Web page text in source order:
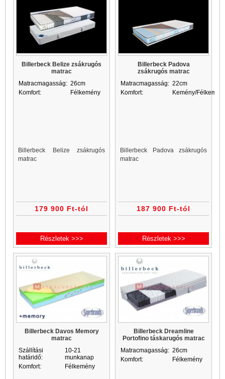
Billerbeck Belize zsákrugós
matrac
Matracmagasság: 26cm
Komfort:
Félkemény
Billerbeck Belize zsákrugós
matrac
179 900 Ft-tól
Részletek >>>
Billerbeck Padova
zsákrugós matrac
Matracmagasság: 22cm
Komfort:
Kemény/
Billerbeck Padova zsákrugós
matrac
187 900 Ft-tól
Részletek >>>
Billerbeck Davos Memory
matrac
Szállítási
határidő:
10-21
munkanap
Komfort:
Félkemény
Billerbeck Dreamline
Portofino táskarugós matrac
Matracmagasság: 26cm
Komfort:
Félkemény